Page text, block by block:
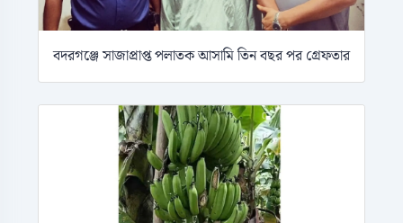
বদরগঞ্জে সাজাপ্রাপ্ত পলাতক আসামি তিন বছর পর গ্রেফতার